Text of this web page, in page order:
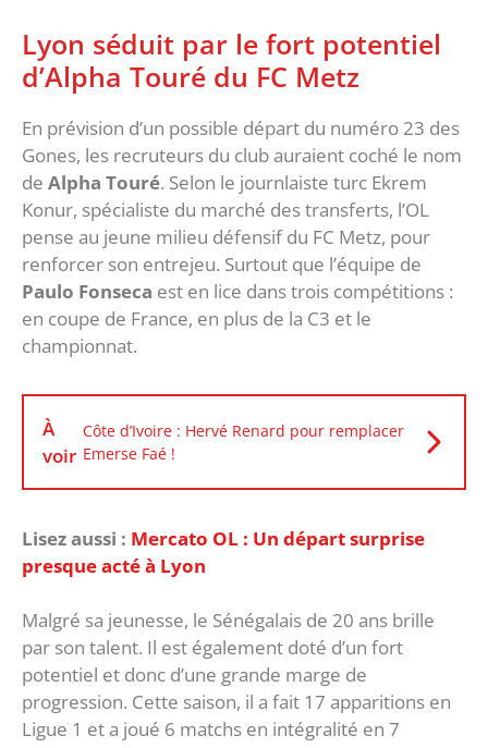
Lyon séduit par le fort potentiel
d’Alpha Touré du FC Metz
En prévision d’un possible départ du numéro 23 des
Gones, les recruteurs du club auraient coché le nom
de Alpha Touré. Selon le journlaiste turc Ekrem
Konur, spécialiste du marché des transferts, l’OL
pense au jeune milieu défensif du FC Metz, pour
renforcer son entrejeu. Surtout que l’équipe de
Paulo Fonseca est en lice dans trois compétitions :
en coupe de France, en plus de la C3 et le
championnat.
À
voir
Côte d’Ivoire : Hervé Renard pour remplacer
Emerse Faé !
Lisez aussi : Mercato OL : Un départ surprise
presque acté à Lyon
Malgré sa jeunesse, le Sénégalais de 20 ans brille
par son talent. Il est également doté d’un fort
potentiel et donc d’une grande marge de
progression. Cette saison, il a fait 17 apparitions en
Ligue 1 et a joué 6 matchs en intégralité en 7